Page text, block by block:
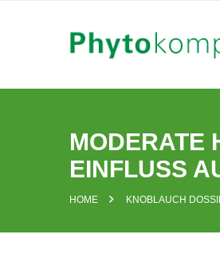
MODERATE
EINFLUSS
HOME KNOBLAUCH